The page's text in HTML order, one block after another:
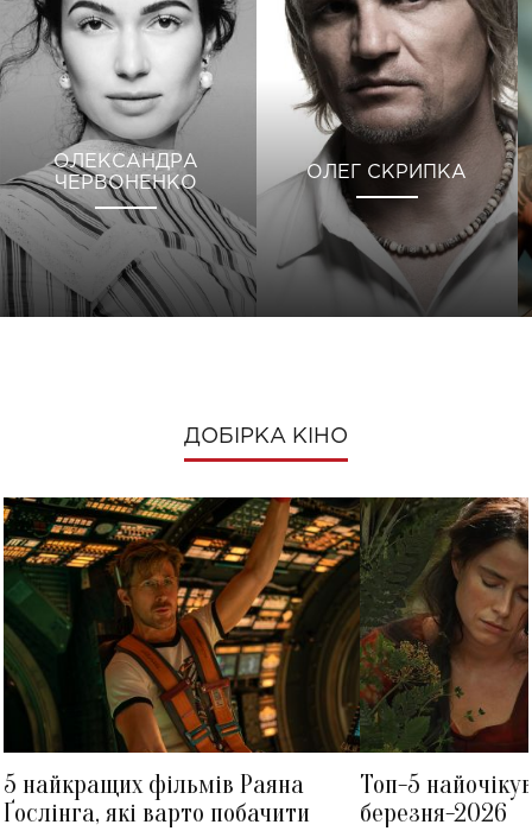
ОЛЕКСАНДРА
ЧЕРВОНЕНКО
ОЛЕГ СКРИПКА
ДОБІРКА КІНО
5 найкращих фільмів Раяна
Ґослінга, які варто побачити
Топ-5
березня-2026